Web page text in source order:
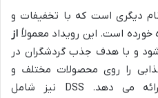
دیگری است که با تخفیفات و
است. این رویداد معمولاً از
شود و با هدف جذب گردشگران در
را روی محصولات مختلف و
همچنین تفریحات خانوادگی ارائه می دهد. DSS نیز شامل